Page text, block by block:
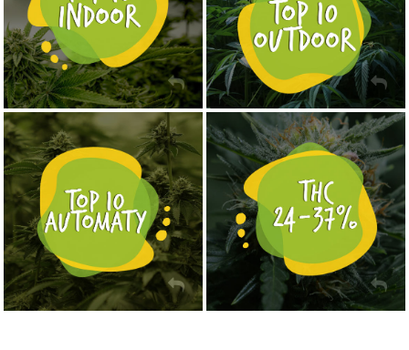
NASIONA MARIHUANY TOP 10 AUTOFLOWERING
KUP TERAZ MOCNE ODMIANY MARIHUANY THC OD 24 - 37%
KUP TERAZ